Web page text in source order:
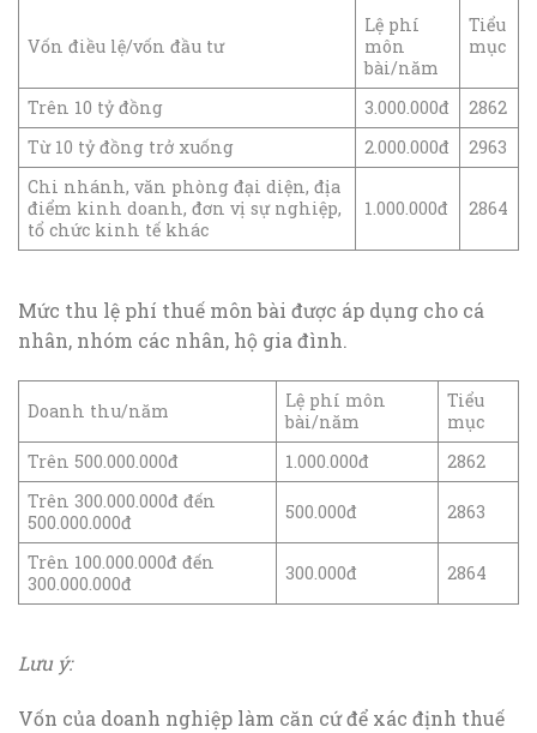
Vốn điều lệ/vốn đầu tư
Lệ phí
môn
bài/năm
Tiểu
mục
Trên 10 tỷ đồng 3.000.000đ
2862
Từ 10 tỷ đồng trở xuống
2.000.000đ
2963
Chi nhánh, văn phòng đại diện, địa
điểm kinh doanh, đơn vị sự nghiệp,
tổ chức kinh tế khác
1.000.000đ 2864
Mức thu lệ phí thuế môn bài được áp dụng cho cá
nhân, nhóm các nhân, hộ gia đình.
Doanh thu/năm
Lệ phí môn
bài/năm
Tiểu
mục
Trên 500.000.000đ
1.000.000đ
2862
Trên 300.000.000đ đến
500.000.000đ
500.000đ 2863
Trên 100.000.000đ đến
300.000.000đ
300.000đ 2864
Lưu ý:
Vốn của doanh nghiệp làm căn cứ để xác định thuế